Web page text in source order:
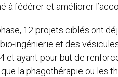
à fédérer et améliorer
12 projets ciblés ont
ingénierie et des
et ayant pour but de
la phagothérapie ou les